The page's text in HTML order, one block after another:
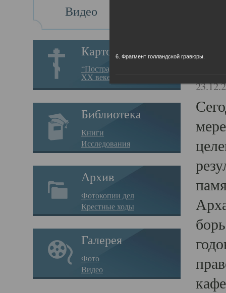
Видео
Картотека
“Пострадавшие за веру в
XX веке на Севере”
Библиотека
Книги
Исследования
Архив
Фотокопии дел
Крестные ходы
Галерея
Фото
Видео
6. Фрагмент голландской гравюры.